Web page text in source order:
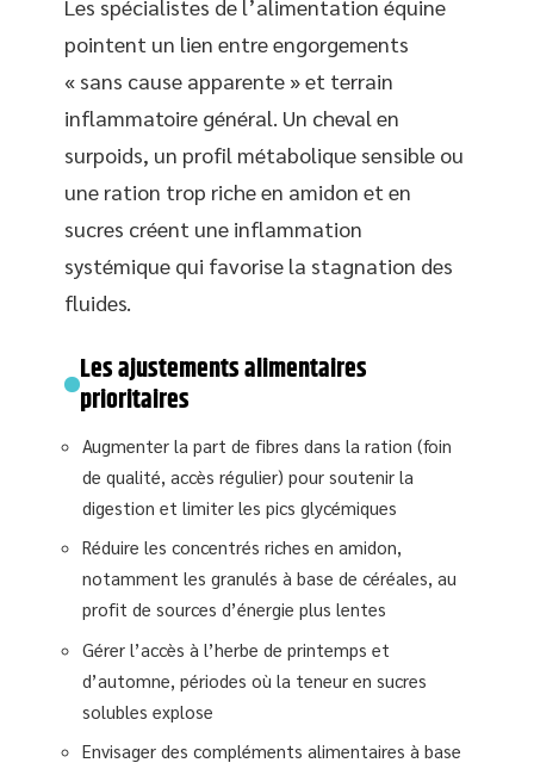
Les spécialistes de l’alimentation équine
pointent un lien entre engorgements
« sans cause apparente » et terrain
inflammatoire général. Un cheval en
surpoids, un profil métabolique sensible ou
une ration trop riche en amidon et en
sucres créent une inflammation
systémique qui favorise la stagnation des
fluides.
Les ajustements alimentaires
prioritaires
Augmenter la part de fibres dans la ration (foin
de qualité, accès régulier) pour soutenir la
digestion et limiter les pics glycémiques
Réduire les concentrés riches en amidon,
notamment les granulés à base de céréales, au
profit de sources d’énergie plus lentes
Gérer l’accès à l’herbe de printemps et
d’automne, périodes où la teneur en sucres
solubles explose
Envisager des compléments alimentaires à base